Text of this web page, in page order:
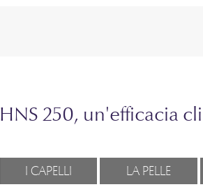
HNS 250, un'efficacia
I CAPELLI LA PELLE